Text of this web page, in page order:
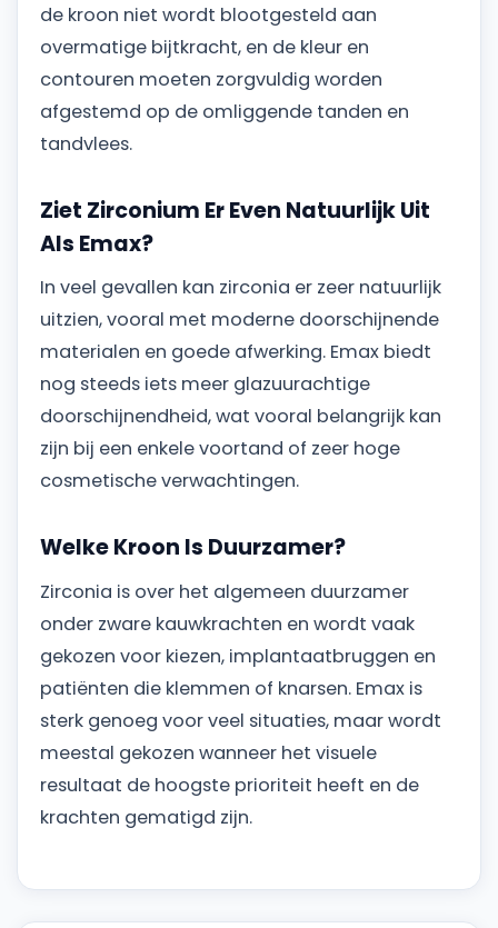
de kroon niet wordt blootgesteld aan
overmatige bijtkracht, en de kleur en
contouren moeten zorgvuldig worden
afgestemd op de omliggende tanden en
tandvlees.
Ziet Zirconium Er Even Natuurlijk Uit
Als Emax?
In veel gevallen kan zirconia er zeer natuurlijk
uitzien, vooral met moderne doorschijnende
materialen en goede afwerking. Emax biedt
nog steeds iets meer glazuurachtige
doorschijnendheid, wat vooral belangrijk kan
zijn bij een enkele voortand of zeer hoge
cosmetische verwachtingen.
Welke Kroon Is Duurzamer?
Zirconia is over het algemeen duurzamer
onder zware kauwkrachten en wordt vaak
gekozen voor kiezen, implantaatbruggen en
patiënten die klemmen of knarsen. Emax is
sterk genoeg voor veel situaties, maar wordt
meestal gekozen wanneer het visuele
resultaat de hoogste prioriteit heeft en de
krachten gematigd zijn.